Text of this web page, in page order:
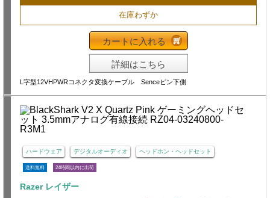
在庫わずか
カートに入れる
詳細はこちら
L字型12VHPWRコネクタ変換ケーブル Senceピン下側
ハードウェア デジタルオーディオ ヘッドホン・ヘッドセット
送料無料 24時間以内に出荷
Razer レイザー